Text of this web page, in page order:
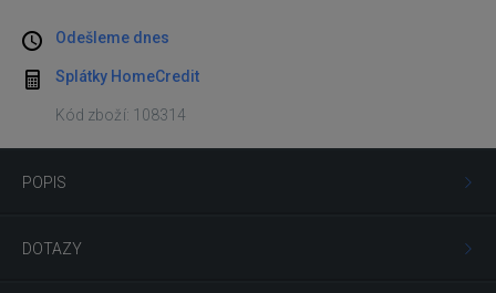
Odešleme dnes
Splátky HomeCredit
Kód zboží: 108314
POPIS
DOTAZY